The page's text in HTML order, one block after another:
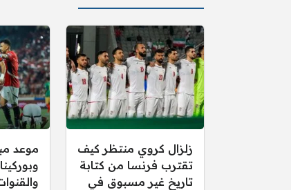
زلزال كروي منتظر كيف
تقترب فرنسا من كتابة
تاريخ غير مسبوق في
موعد